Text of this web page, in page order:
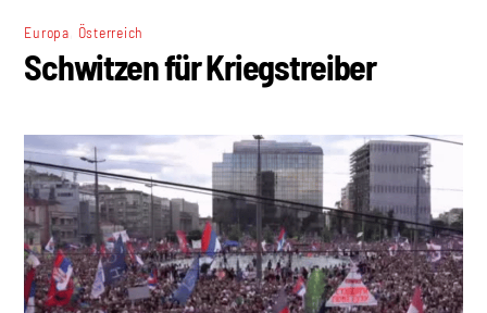
Europa Österreich
Schwitzen für Kriegstreiber